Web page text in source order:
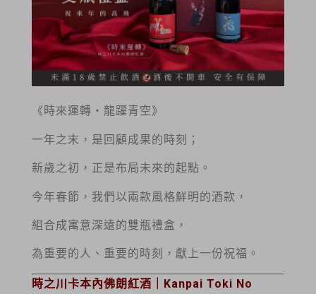
《時來運轉‧龍躍青空》
一年之末，是回顧成果的時刻；
新歲之初，正是布局未來的起點。
今年春節，我們以兩款風格鮮明的酒款，
組合成寓意深遠的雙瓶禮盒，
為重要的人、重要的時刻，獻上一份祝福。
時之川卡本內佛朗紅酒｜Kanpai Toki No